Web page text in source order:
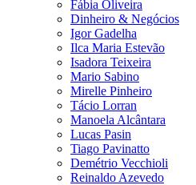
Fábia Oliveira
Dinheiro & Negócios
Igor Gadelha
Ilca Maria Estevão
Isadora Teixeira
Mario Sabino
Mirelle Pinheiro
Tácio Lorran
Manoela Alcântara
Lucas Pasin
Tiago Pavinatto
Demétrio Vecchioli
Reinaldo Azevedo